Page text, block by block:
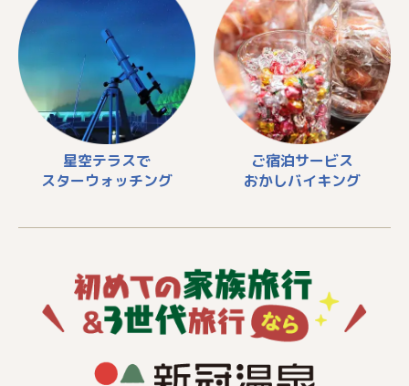
星空テラスで
スターウォッチング
ご宿泊サービス
おかしバイキング